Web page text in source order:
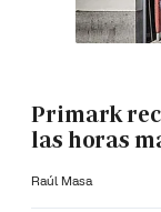
Primark
las horas
Raúl Masa